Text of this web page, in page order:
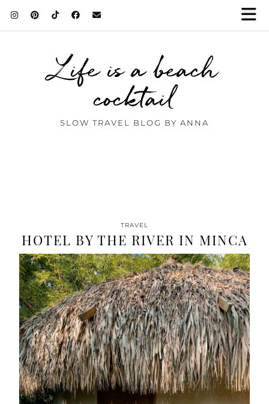
Life is a beach
cocktail
SLOW TRAVEL BLOG BY ANNA
TRAVEL
HOTEL BY THE RIVER IN MINCA